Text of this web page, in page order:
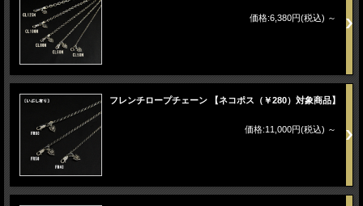
価格:6,380円(税込) ～
フレンチロープチェーン 【ネコポス（￥280）対象商品】
価格:11,000円(税込) ～